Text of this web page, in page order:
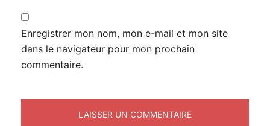
Enregistrer mon nom, mon e-mail et mon site
dans le navigateur pour mon prochain
commentaire.